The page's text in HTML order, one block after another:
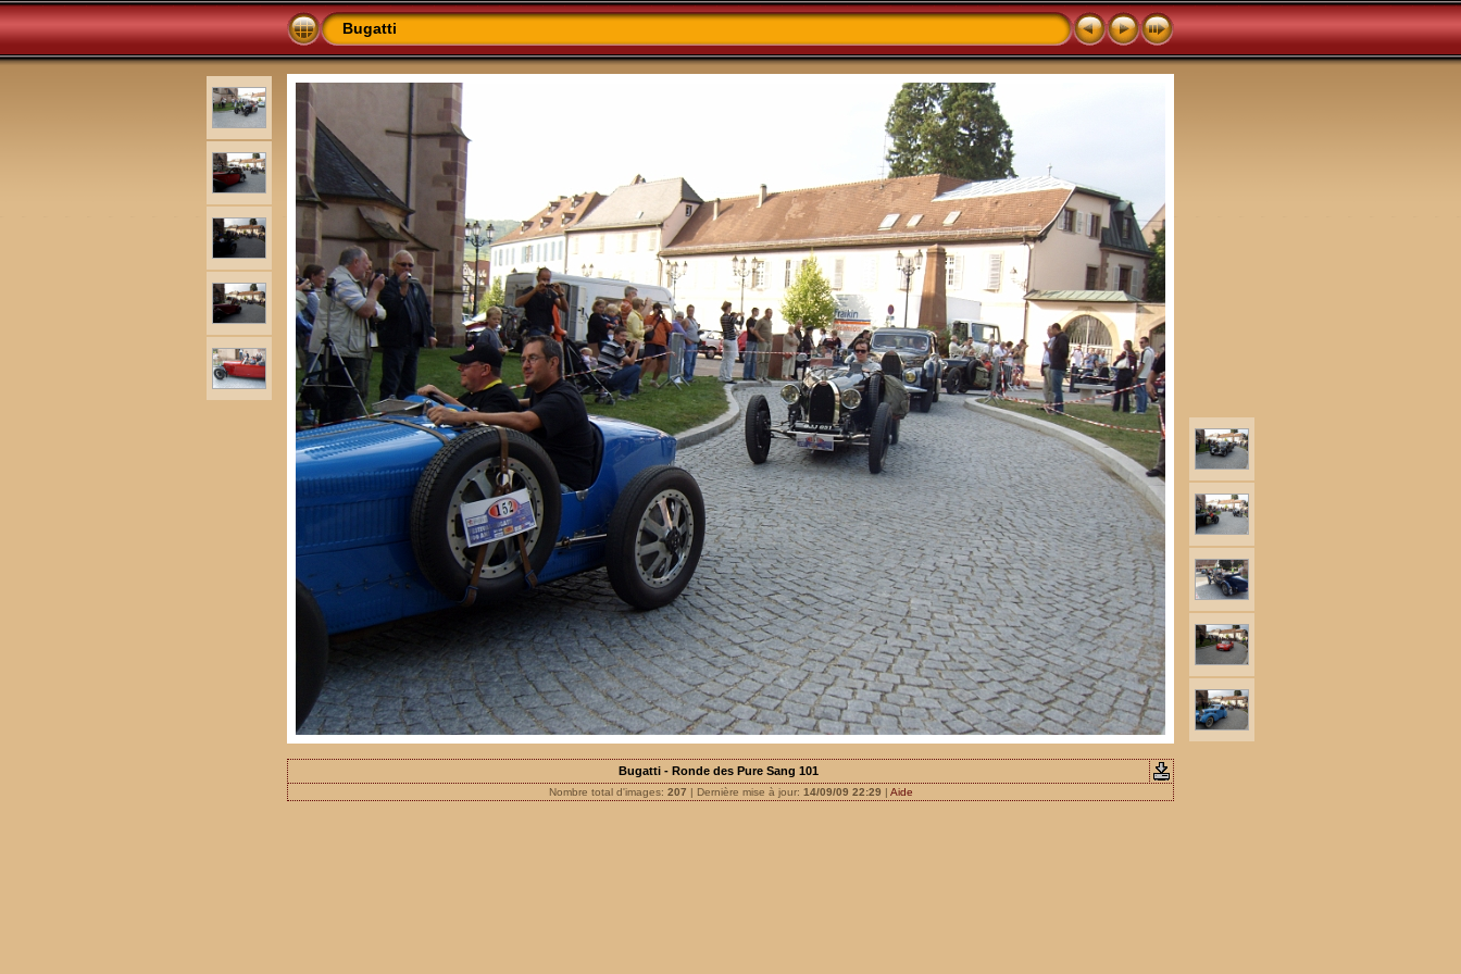
Bugatti
Bugatti - Ronde des Pure Sang 101
Nombre total d'images: 207 | Dernière mise à jour: 14/09/09 22:29 | Aide